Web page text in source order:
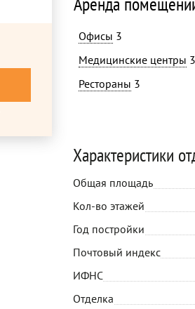
Офисы 3
Медицинские центры 3
Рестораны 3
Характеристики
Общая площадь
Кол-во этажей
Год постройки
Почтовый индекс
ИФНС
Отделка